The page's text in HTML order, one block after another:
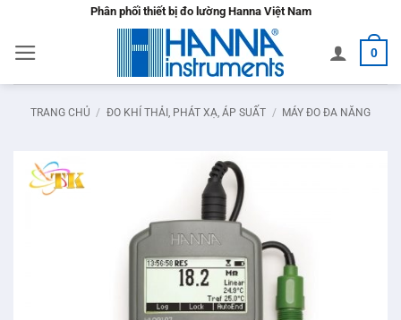
nội
dung
Phân phối thiết bị đo lường Hanna Việt Nam
0
TRANG CHỦ / ĐO KHÍ THẢI, PHÁT XẠ, ÁP SUẤT / MÁY ĐO ĐA NĂNG